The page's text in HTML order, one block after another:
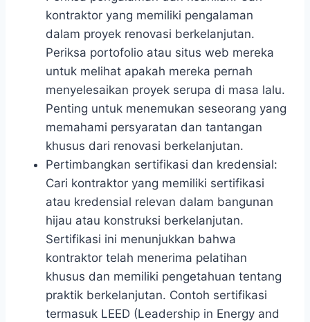
kontraktor yang memiliki pengalaman
dalam proyek renovasi berkelanjutan.
Periksa portofolio atau situs web mereka
untuk melihat apakah mereka pernah
menyelesaikan proyek serupa di masa lalu.
Penting untuk menemukan seseorang yang
memahami persyaratan dan tantangan
khusus dari renovasi berkelanjutan.
Pertimbangkan sertifikasi dan kredensial:
Cari kontraktor yang memiliki sertifikasi
atau kredensial relevan dalam bangunan
hijau atau konstruksi berkelanjutan.
Sertifikasi ini menunjukkan bahwa
kontraktor telah menerima pelatihan
khusus dan memiliki pengetahuan tentang
praktik berkelanjutan. Contoh sertifikasi
termasuk LEED (Leadership in Energy and